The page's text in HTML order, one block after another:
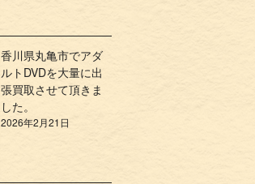
香川県丸亀市でアダ
ルトDVDを大量に出
張買取させて頂きま
した。
2026年2月21日